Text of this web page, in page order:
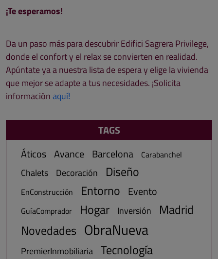
¡Te esperamos!
Da un paso más para descubrir Edifici Sagrera Privilege,
donde el confort y el relax se convierten en realidad.
Apúntate ya a nuestra lista de espera y elige la vivienda
que mejor se adapte a tus necesidades. ¡Solicita
informaciónaquí!
TAGS
Áticos Avance Barcelona Carabanchel
Chalets Decoración Diseño
EnConstrucción Entorno Evento
GuíaComprador Hogar Inversión
Madrid
Novedades ObraNueva
PremierInmobiliaria Tecnología